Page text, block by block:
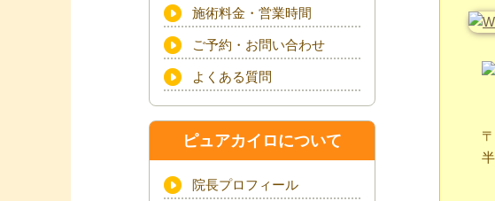
施術料金・営業時間
ご予約・お問い合わせ
よくある質問
ピュアカイロについて
院長プロフィール